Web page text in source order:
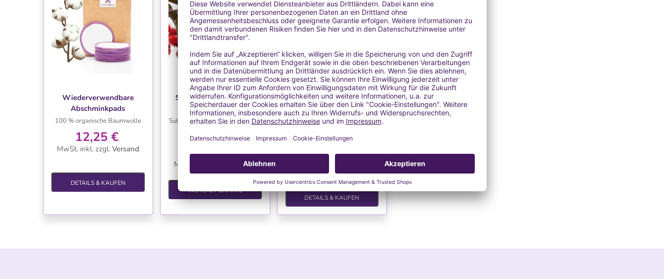
Wiederverwendbare
Abschminkpads
100 % organische Baumwolle
12,25 €
MwSt. inkl. zzgl. Versand
DETAILS & KAUFEN
WUNSCHLISTE
Ausverkauft
Sulfatiertes Rizinusöl -
Türkischrotöl
Sulfatiertes Rizinusöl für Badeöl
1,62 €
16,25 € / l
MwSt. inkl. Versand
3,61 €
-55%
WEITERE FORMATE
WUNSCHLISTE
Lavendelhydrolat BIO
100 % natürlich und rein, ohne
Konservierungsstoffe, aus
biologischem Anbau
7,04 €
MwSt. inkl. zzgl. Versand
DETAILS & KAUFEN